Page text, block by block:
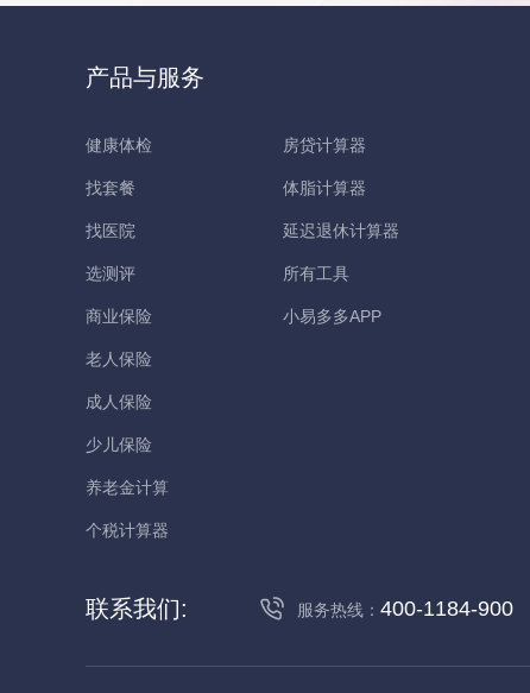
产品与服务
健康体检
找套餐
找医院
选测评
商业保险
老人保险
成人保险
少儿保险
养老金计算
个税计算器
房贷计算器
体脂计算器
延迟退休计算器
所有工具
小易多多APP
联系我们: 服务热线： 400-1184-900